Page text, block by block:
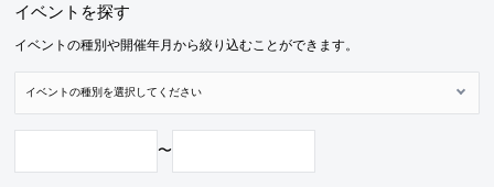
イベントを探す
イベントの種別や開催年月から絞り込むことができます。
〜